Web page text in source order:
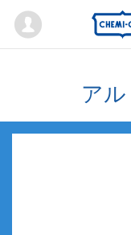
Mypage
ア